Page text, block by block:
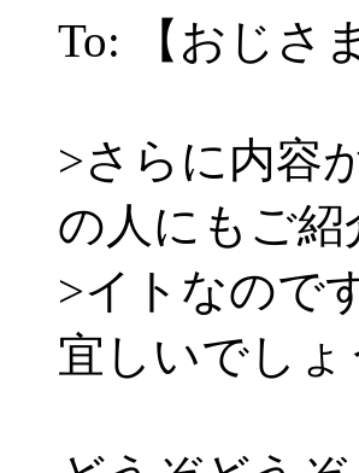
To: 【おじさ
>さらに内容
の人にもご
>イトなので
宜しいでしょ